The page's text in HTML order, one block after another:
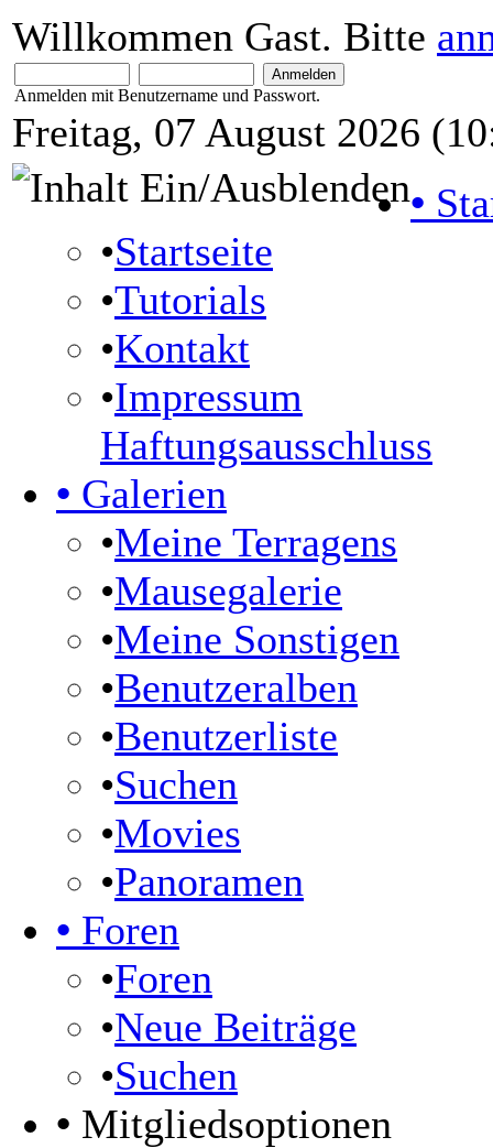
Willkommen Gast. Bitte
Anmelden mit Benutzername und Passwort.
Freitag, 07 August 2026
•
•Startseite
•Tutorials
•Kontakt
•Impressum
Haftungsausschluss
• Galerien
•Meine Terragens
•Mausegalerie
•Meine Sonstigen
•Benutzeralben
•Benutzerliste
•Suchen
•Movies
•Panoramen
• Foren
•Foren
•Neue Beiträge
•Suchen
• Mitgliedsoptionen